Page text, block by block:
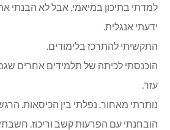
למדתי בתיכון במיאמי, אבל לא הבנתי
ידעתי אנגלית.
התקשיתי להתרכז בלימודים.
הוכנסתי לכיתה של תלמידים אחרים
עזר.
נותרתי מאחור. נפלתי בין הכיסאות.
הובחנתי עם הפרעות קשב וריכוז.